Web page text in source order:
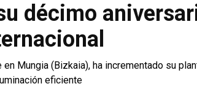
décimo
en Mungia (Bizkaia), ha incrementado su
eficiente